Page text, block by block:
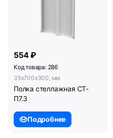
554 ₽
Код товара: 286
35x700x300, мм
Полка стеллажная СТ-
П7.3
Подробнее